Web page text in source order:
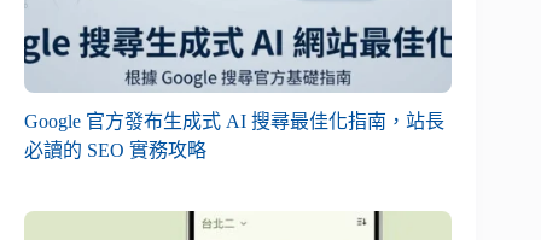
Google 官方發布生成式 AI 搜尋最佳化指南，站長
必讀的 SEO 實務攻略